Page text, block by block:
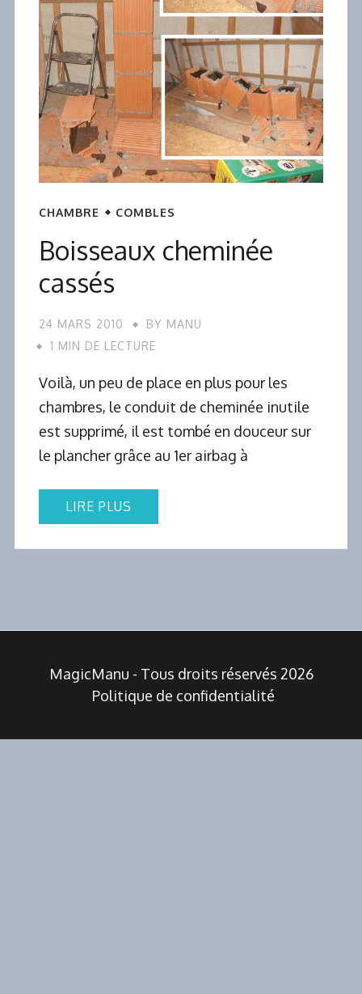
CHAMBRE COMBLES
Boisseaux cheminée
cassés
24 MARS 2010 BY MANU
1 MIN DE LECTURE
Voilà, un peu de place en plus pour les
chambres, le conduit de cheminée inutile
est supprimé, il est tombé en douceur sur
le plancher grâce au 1er airbag à
LIRE PLUS
MagicManu - Tous droits réservés 2026
Politique de confidentialité